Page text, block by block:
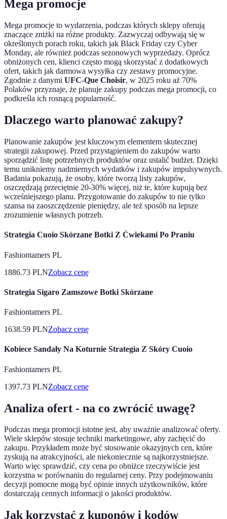
Mega promocje
Mega promocje to wydarzenia, podczas których sklepy oferują
znaczące zniżki na różne produkty. Zazwyczaj odbywają się w
określonych porach roku, takich jak Black Friday czy Cyber
Monday, ale również podczas sezonowych wyprzedaży. Oprócz
obniżonych cen, klienci często mogą skorzystać z dodatkowych
ofert, takich jak darmowa wysyłka czy zestawy promocyjne.
Zgodnie z danymi UFC-Que Choisir, w 2025 roku aż 70%
Polaków przyznaje, że planuje zakupy podczas mega promocji, co
podkreśla ich rosnącą popularność.
Dlaczego warto planować zakupy?
Planowanie zakupów jest kluczowym elementem skutecznej
strategii zakupowej. Przed przystąpieniem do zakupów warto
sporządzić listę potrzebnych produktów oraz ustalić budżet. Dzięki
temu unikniemy nadmiernych wydatków i zakupów impulsywnych.
Badania pokazują, że osoby, które tworzą listy zakupów,
oszczędzają przeciętnie 20-30% więcej, niż te, które kupują bez
wcześniejszego planu. Przygotowanie do zakupów to nie tylko
szansa na zaoszczędzenie pieniędzy, ale też sposób na lepsze
zrozumienie własnych potrzeb.
Strategia Cuoio Skórzane Botki Z Ćwiekami Po Praniu
Fashiontamers PL
1886.73 PLNZobacz cenę
Strategia Sigaro Zamszowe Botki Skórzane
Fashiontamers PL
1638.59 PLNZobacz cenę
Kobiece Sandały Na Koturnie Strategia Z Skóry Cuoio
Fashiontamers PL
1397.73 PLNZobacz cenę
Analiza ofert - na co zwrócić uwagę?
Podczas mega promocji istotne jest, aby uważnie analizować oferty.
Wiele sklepów stosuje techniki marketingowe, aby zachęcić do
zakupu. Przykładem może być stosowanie okazyjnych cen, które
zyskują na atrakcyjności, ale niekoniecznie są najkorzystniejsze.
Warto więc sprawdzić, czy cena po obniżce rzeczywiście jest
korzystna w porównaniu do regularnej ceny. Przy podejmowaniu
decyzji pomocne mogą być opinie innych użytkowników, które
dostarczają cennych informacji o jakości produktów.
Jak korzystać z kuponów i kodów